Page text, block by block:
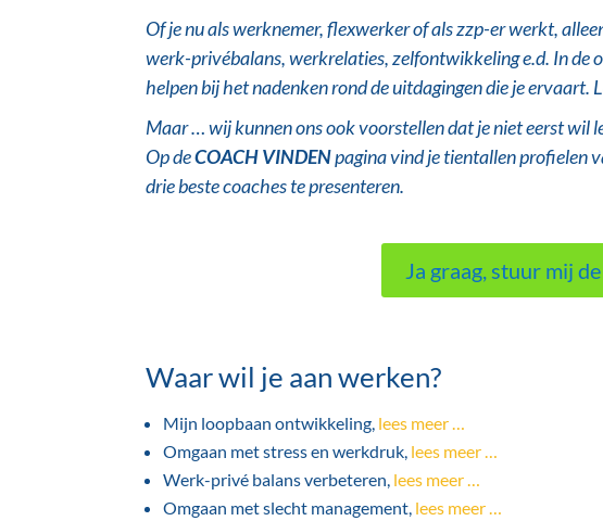
Of je nu als werknemer, flexwerker of alszzp-er werkt,
werk-privébalans, werkrelaties, zelfontwikkeling e.d. In de
helpen bij het nadenken rond de uitdagingen die je ervaart.
Maar … wij kunnen ons ook voorstellen dat je niet eerst wil
Op deCOACH VINDENpagina vind je tientallen profielen
drie beste coaches te presenteren.
Ja graag, stuur mij
Waar wil je aan werken?
Mijn loopbaan ontwikkeling, lees meer …
Omgaan met stress en werkdruk, lees meer …
Werk-privé balans verbeteren, lees meer …
Omgaan met slecht management, lees meer …